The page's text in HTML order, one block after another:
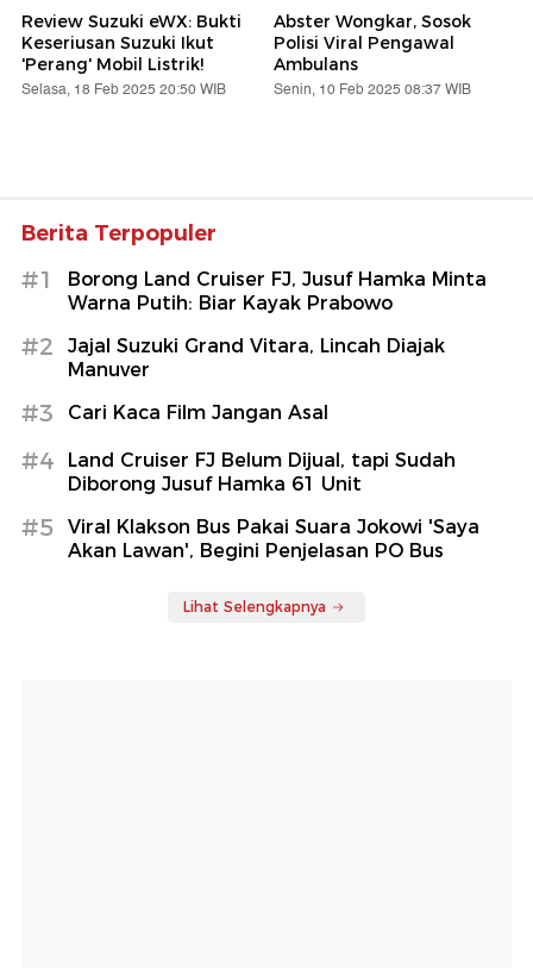
Review Suzuki eWX: Bukti
Keseriusan Suzuki Ikut
'Perang' Mobil Listrik!
Selasa, 18 Feb 2025 20:50 WIB
Abster Wongkar, Sosok
Polisi Viral Pengawal
Ambulans
Senin, 10 Feb 2025 08:37 WIB
Berita Terpopuler
#1
Borong Land Cruiser FJ, Jusuf Hamka Minta
Warna Putih: Biar Kayak Prabowo
#2
Jajal Suzuki Grand Vitara, Lincah Diajak
Manuver
#3 Cari Kaca Film Jangan Asal
#4
Land Cruiser FJ Belum Dijual, tapi Sudah
Diborong Jusuf Hamka 61 Unit
#5
Viral Klakson Bus Pakai Suara Jokowi 'Saya
Akan Lawan', Begini Penjelasan PO Bus
Lihat Selengkapnya